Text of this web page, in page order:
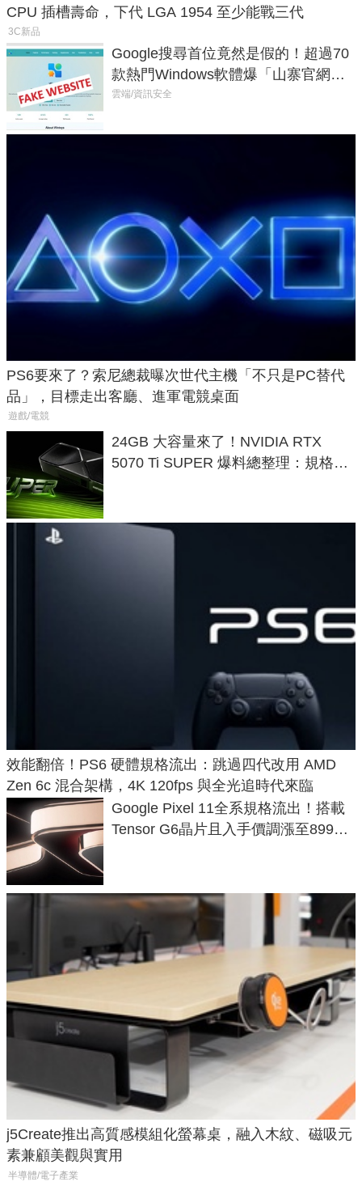
CPU 插槽壽命，下代 LGA 1954 至少能戰三代
3C新品
Google搜尋首位竟然是假的！超過70
款熱門Windows軟體爆「山寨官網」
危機
雲端/資訊安全
PS6要來了？索尼總裁曝次世代主機「不只是PC替代
品」，目標走出客廳、進軍電競桌面
遊戲/電競
24GB 大容量來了！NVIDIA RTX
5070 Ti SUPER 爆料總整理：規格、
效能翻倍！PS6 硬體規格流出：跳過四代改用 AMD
Zen 6c 混合架構，4K 120fps 與全光追時代來臨
Google Pixel 11全系規格流出！搭載
Tensor G6晶片且入手價調漲至899美
j5Create推出高質感模組化螢幕桌，融入木紋、磁吸元
素兼顧美觀與實用
半導體/電子產業